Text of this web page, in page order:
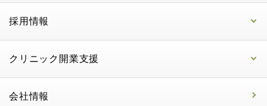
採用情報
クリニック開業支援
会社情報